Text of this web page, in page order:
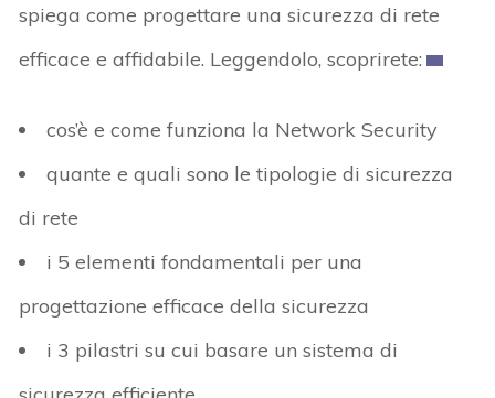
spiega come progettare una sicurezza di rete
efficace e affidabile. Leggendolo, scoprirete:
cos’è e come funziona la Network Security
quante e quali sono le tipologie di sicurezza
di rete
i 5 elementi fondamentali per una
progettazione efficace della sicurezza
i 3 pilastri su cui basare un sistema di